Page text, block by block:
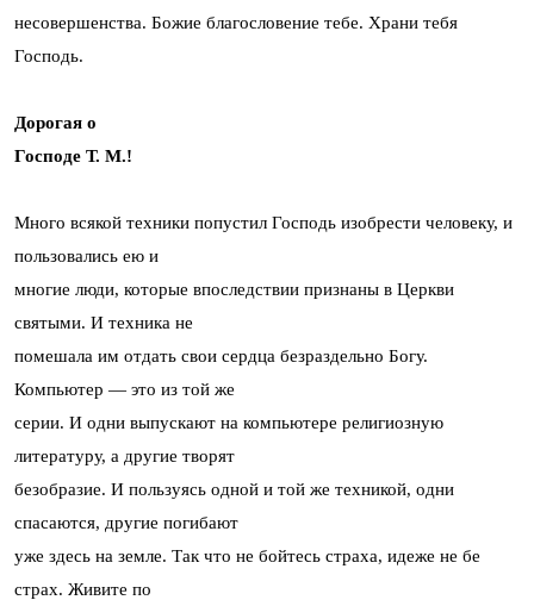
несовершенства. Божие благословение тебе. Храни тебя
Господь.
Дорогая о
Господе Т. М.!
Много всякой техники попустил Господь изобрести человеку, и
пользовались ею и
многие люди, которые впоследствии признаны в Церкви
святыми. И техника не
помешала им отдать свои сердца безраздельно Богу.
Компьютер — это из той же
серии. И одни выпускают на компьютере религиозную
литературу, а другие творят
безобразие. И пользуясь одной и той же техникой, одни
спасаются, другие погибают
уже здесь на земле. Так что не бойтесь страха, идеже не бе
страх. Живите по